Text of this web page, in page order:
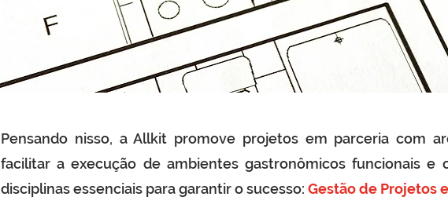
Pensando nisso, a Allkit promove projetos em parceria com
facilitar a execução de ambientes gastronômicos funcionais e
disciplinas essenciais para garantir o sucesso: Gestão de Projetos